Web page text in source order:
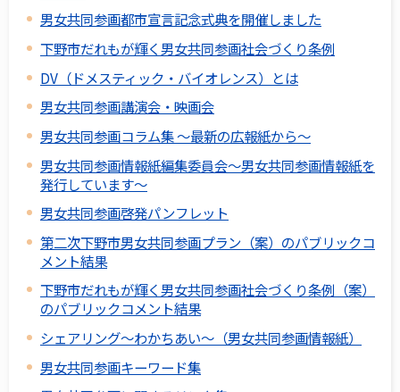
男女共同参画都市宣言記念式典を開催しました
下野市だれもが輝く男女共同参画社会づくり条例
DV（ドメスティック・バイオレンス）とは
男女共同参画講演会・映画会
男女共同参画コラム集 ～最新の広報紙から～
男女共同参画情報紙編集委員会～男女共同参画情報紙を
発行しています～
男女共同参画啓発パンフレット
第二次下野市男女共同参画プラン（案）のパブリックコ
メント結果
下野市だれもが輝く男女共同参画社会づくり条例（案）
のパブリックコメント結果
シェアリング～わかちあい～（男女共同参画情報紙）
男女共同参画キーワード集